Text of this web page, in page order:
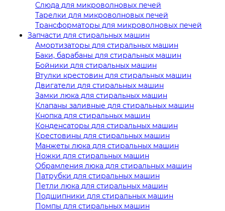
Слюда для микроволновых печей
Тарелки для микроволновых печей
Трансформаторы для микроволновых печей
Запчасти для стиральных машин
Амортизаторы для стиральных машин
Баки, барабаны для стиральных машин
Бойники для стиральных машин
Втулки крестовин для стиральных машин
Двигатели для стиральных машин
Замки люка для стиральных машин
Клапаны заливные для стиральных машин
Кнопка для стиральных машин
Конденсаторы для стиральных машин
Крестовины для стиральных машин
Манжеты люка для стиральных машин
Ножки для стиральных машин
Обрамления люка для стиральных машин
Патрубки для стиральных машин
Петли люка для стиральных машин
Подшипники для стиральных машин
Помпы для стиральных машин